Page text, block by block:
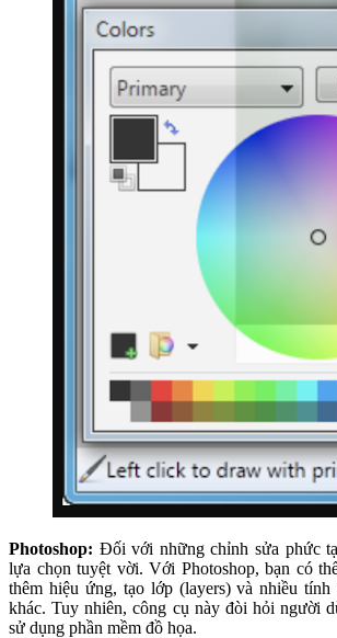
Photoshop: Đối với những chỉnh sửa phức
lựa chọn tuyệt vời. Với Photoshop, bạn có
thêm hiệu ứng, tạo lớp (layers) và nhiều tính
khác. Tuy nhiên, công cụ này đòi hỏi người
sử dụng phần mềm đồ họa.